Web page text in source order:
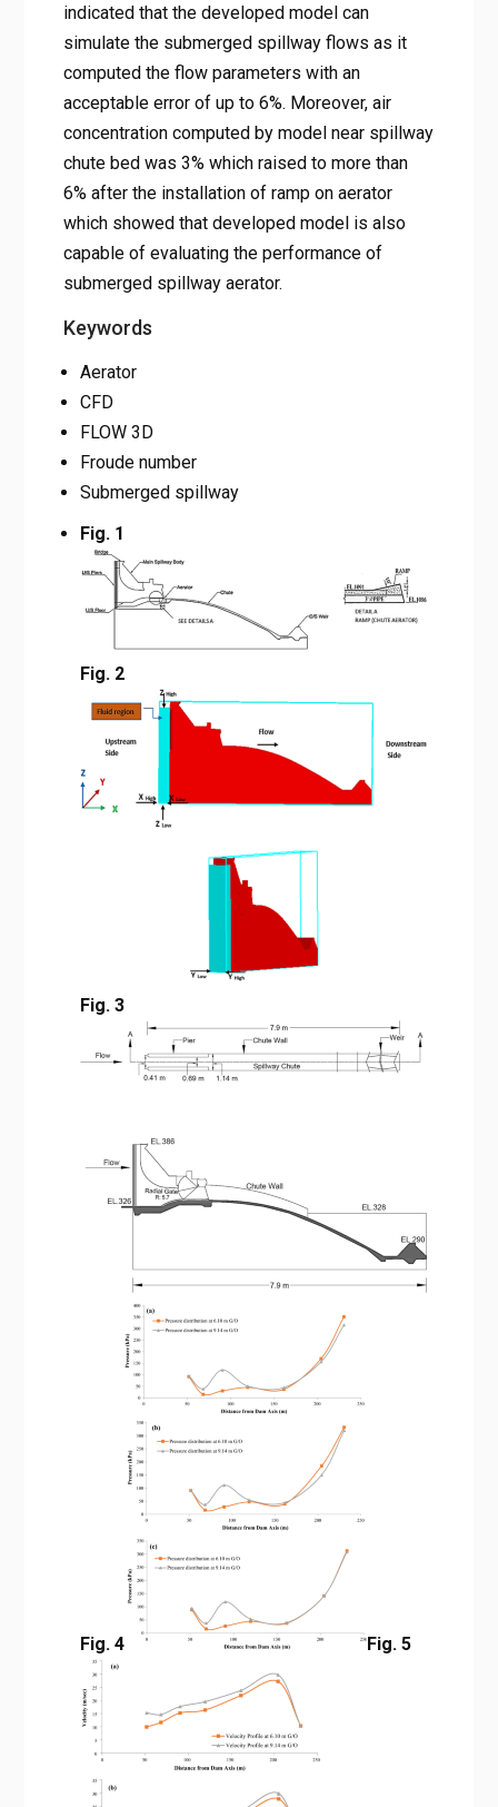
indicated that the developed model can
simulate the submerged spillway flows as it
computed the flow parameters with an
acceptable error of up to 6%. Moreover, air
concentration computed by model near spillway
chute bed was 3% which raised to more than
6% after the installation of ramp on aerator
which showed that developed model is also
capable of evaluating the performance of
submerged spillway aerator.
Keywords
Aerator
CFD
FLOW 3D
Froude number
Submerged spillway
Fig. 1
Fig. 2
Fig. 3
Fig. 4 Fig. 5